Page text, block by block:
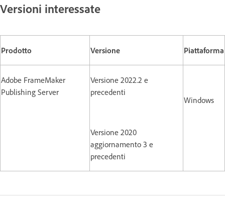
Versioni interessate
Prodotto Versione Piattaforma
Adobe FrameMaker
Publishing Server
Versione 2022.2 e
precedenti
Versione 2020
aggiornamento 3 e
precedenti
Windows